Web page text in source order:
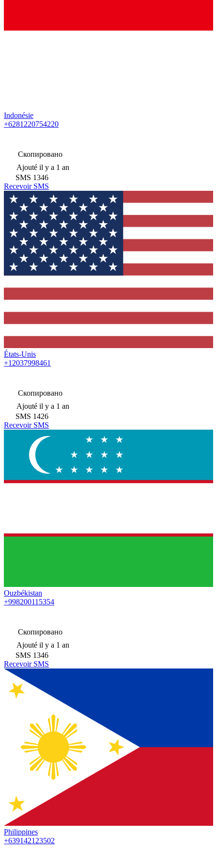
Indonésie
+6281220754220
Скопировано
Ajouté il y a 1 an
SMS 1346
Recevoir SMS
États-Unis
+12037998461
Скопировано
Ajouté il y a 1 an
SMS 1426
Recevoir SMS
Ouzbékistan
+998200115354
Скопировано
Ajouté il y a 1 an
SMS 1346
Recevoir SMS
Philippines
+639142123502